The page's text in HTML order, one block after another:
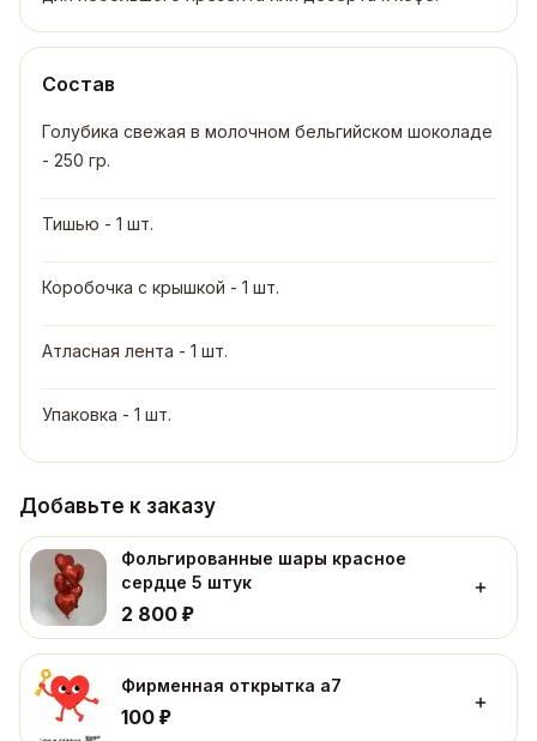
Состав
Голубика свежая в молочном бельгийском шоколаде
- 250 гр.
Тишью - 1 шт.
Коробочка с крышкой - 1 шт.
Атласная лента - 1 шт.
Упаковка - 1 шт.
Добавьте к заказу
Фольгированные шары красное
сердце 5 штук
2 800 ₽
Фирменная открытка а7
100 ₽